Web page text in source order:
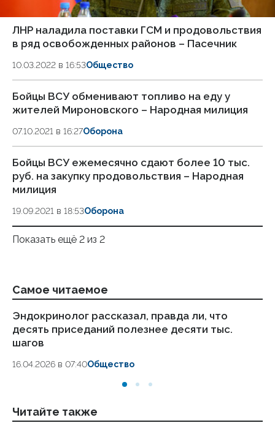
ЛНР наладила поставки ГСМ и продовольствия
в ряд освобожденных районов – Пасечник
10.03.2022 в 16:53Общество
Бойцы ВСУ обменивают топливо на еду у
жителей Мироновского – Народная милиция
07.10.2021 в 16:27Оборона
Бойцы ВСУ ежемесячно сдают более 10 тыс.
руб. на закупку продовольствия – Народная
милиция
19.09.2021 в 18:53Оборона
Показать ещё 2 из 2
Самое читаемое
Эндокринолог рассказал, правда ли, что
десять приседаний полезнее десяти тыс.
шагов
16.04.2026 в 07:40Общество
Читайте также